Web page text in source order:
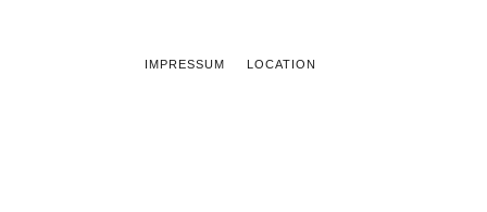
IMPRESSUM LOCATION